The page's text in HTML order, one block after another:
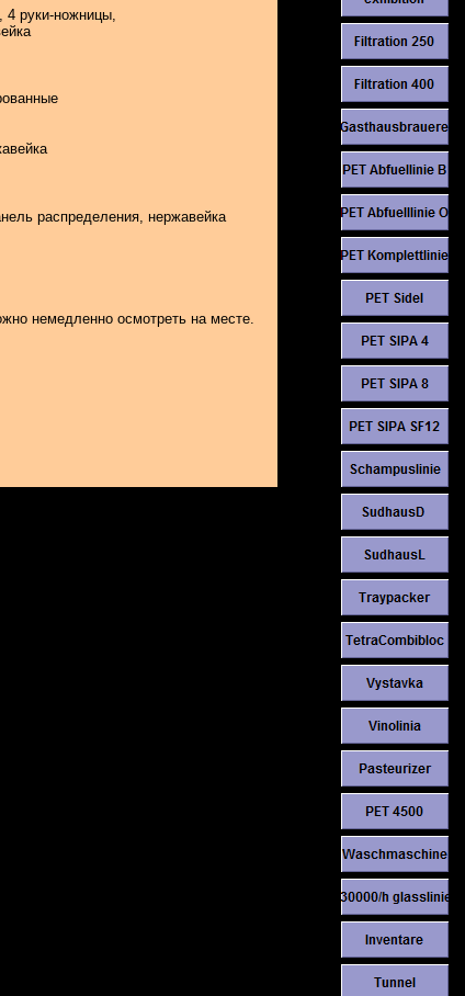
4 руки-ножницы,
распределения, нержавейка
немедленно осмотреть на месте.